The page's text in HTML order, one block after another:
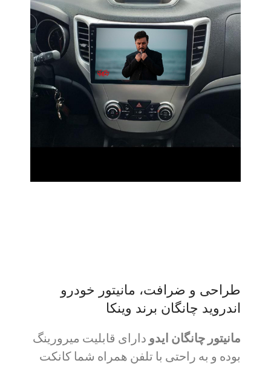
طراحی و ضرافت، مانیتور خودرو
اندروید چانگان برند وینکا
مانیتور چانگان ایدو دارای قابلیت میرورینگ
بوده و به راحتی با تلفن همراه شما کانکت